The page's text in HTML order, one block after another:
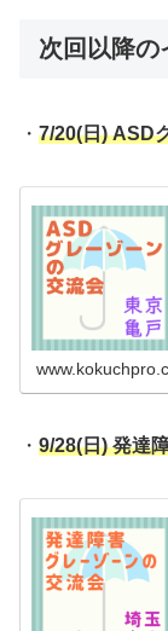
次回以降の
・ 7/20(日) ASD
・ 9/28(日) 発達